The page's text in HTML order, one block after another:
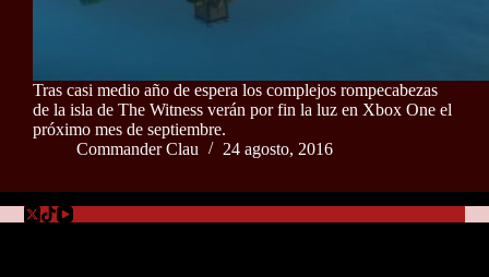
Tras casi medio año de espera los complejos rompecabezas
de la isla de The Witness verán por fin la luz en Xbox One el
próximo mes de septiembre.
Commander Clau
24 agosto, 2016